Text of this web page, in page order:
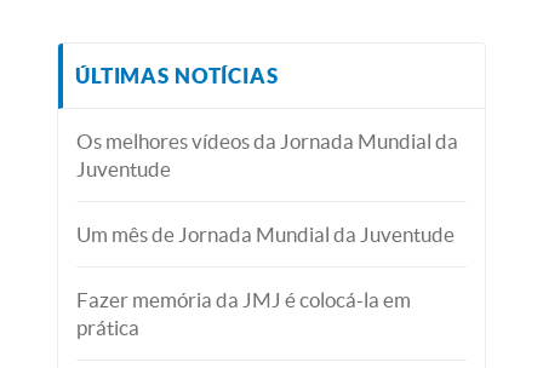
ÚLTIMAS NOTÍCIAS
Os melhores vídeos da Jornada Mundial da
Juventude
Um mês de Jornada Mundial da Juventude
Fazer memória da JMJ é colocá-la em
prática